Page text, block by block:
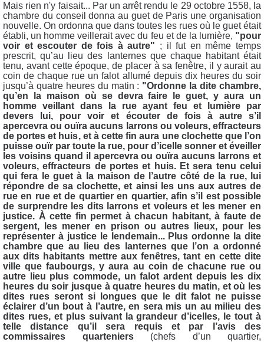
Mais rien n'y faisait... Par un arrêt rendu le 29 octobre 1558, la
chambre du conseil donna au guet de Paris une organisation
nouvelle. On ordonna que dans toutes les rues où le guet était
établi, un homme veillerait avec du feu et de la lumière, "pour
voir et escouter de fois à autre" ; il fut en même temps
prescrit, qu’au lieu des lanternes que chaque habitant était
tenu, avant cette époque, de placer à sa fenêtre, il y aurait au
coin de chaque rue un falot allumé depuis dix heures du soir
jusqu’à quatre heures du matin : "Ordonne la dite chambre,
qu’en la maison où se devra faire le guet, y aura un
homme veillant dans la rue ayant feu et lumière par
devers lui, pour voir et écouter de fois à autre s’il
apercevra ou ouïra aucuns larrons ou voleurs, effracteurs
de portes et huis, et à cette fin aura une clochette que l’on
puisse ouïr par toute la rue, pour d’icelle sonner et éveiller
les voisins quand il apercevra ou ouïra aucuns larrons et
voleurs, effracteurs de portes et huis. Et sera tenu celui
qui fera le guet à la maison de l’autre côté de la rue, lui
répondre de sa clochette, et ainsi les uns aux autres de
rue en rue et de quartier en quartier, afin s’il est possible
de surprendre les dits larrons et voleurs et les mener en
justice. À cette fin permet à chacun habitant, à faute de
sergent, les mener en prison ou autres lieux, pour les
représenter à justice le lendemain... Plus ordonne la dite
chambre que au lieu des lanternes que l’on a ordonné
aux dits habitants mettre aux fenêtres, tant en cette dite
ville que faubourgs, y aura au coin de chacune rue ou
autre lieu plus commode, un falot ardent depuis les dix
heures du soir jusque à quatre heures du matin, et où les
dites rues seront si longues que le dit falot ne puisse
éclairer d’un bout à l’autre, en sera mis un au milieu des
dites rues, et plus suivant la grandeur d’icelles, le tout à
telle distance qu’il sera requis et par l’avis des
commissaires quarteniers (chefs d’un quartier,